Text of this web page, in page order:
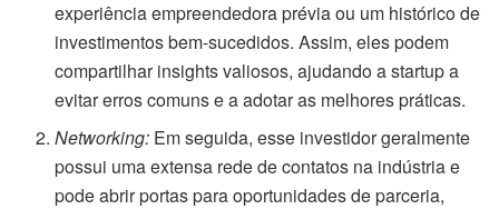
experiência empreendedora prévia ou um histórico de
investimentos bem-sucedidos. Assim, eles podem
compartilhar insights valiosos, ajudando a startup a
evitar erros comuns e a adotar as melhores práticas.
Networking: Em seguida, esse investidor geralmente
possui uma extensa rede de contatos na indústria e
pode abrir portas para oportunidades de parceria,